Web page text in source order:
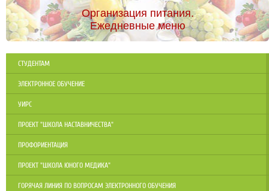
Организация питания.
Ежедневные меню
СТУДЕНТАМ
ЭЛЕКТРОННОЕ ОБУЧЕНИЕ
УИРС
ПРОЕКТ "ШКОЛА НАСТАВНИЧЕСТВА"
ПРОФОРИЕНТАЦИЯ
ПРОЕКТ "ШКОЛА ЮНОГО МЕДИКА"
ГОРЯЧАЯ ЛИНИЯ ПО ВОПРОСАМ ЭЛЕКТРОННОГО ОБУЧЕНИЯ